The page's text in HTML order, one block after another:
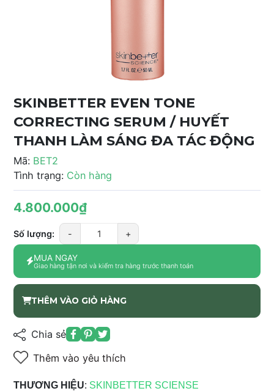
SKINBETTER EVEN TONE
CORRECTING SERUM / HUYẾT
THANH LÀM SÁNG ĐA TÁC ĐỘNG
Mã: BET2
Tình trạng: Còn hàng
4.800.000₫
Số lượng: - +
MUA NGAY
Giao hàng tận nơi và kiểm tra hàng trước thanh toán
THÊM VÀO GIỎ HÀNG
Chia sẻ
Thêm vào yêu thích
THƯƠNG HIỆU: SKINBETTER SCIENSE